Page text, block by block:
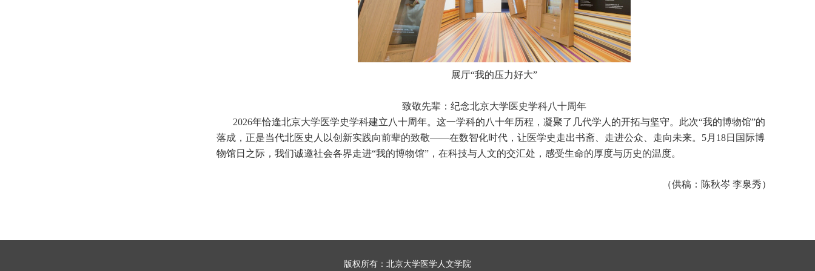
展厅“我的压力好大”
致敬先辈：纪念北京大学医史学科八十周年
2026年恰逢北京大学医学史学科建立八十周年。这一学科的八十年历程，凝聚了几代学人的开拓与坚守。此次“我的博物馆”的
落成，正是当代北医史人以创新实践向前辈的致敬——在数智化时代，让医学史走出书斋、走进公众、走向未来。5月18日国际博
物馆日之际，我们诚邀社会各界走进“我的博物馆”，在科技与人文的交汇处，感受生命的厚度与历史的温度。
（供稿：陈秋岑 李泉秀）
版权所有：北京大学医学人文学院